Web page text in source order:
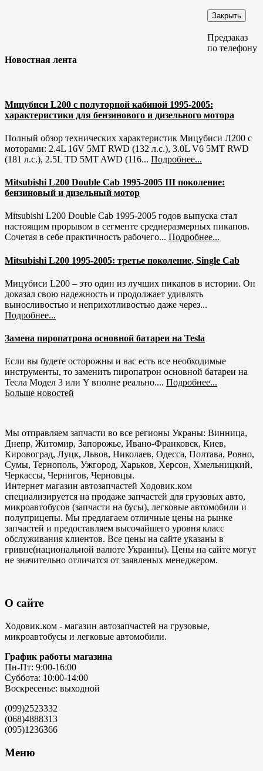
Закрыть
Предзаказ
по телефону
Новостная лента
Мицубиси L200 с полуторной кабиной 1995-2005:
характеристики для бензинового и дизельного мотора
Полный обзор технических характеристик Мицубиси Л200 с
моторами: 2.4L 16V 5MT RWD (132 л.с.), 3.0L V6 5MT RWD
(181 л.с.), 2.5L TD 5MT AWD (116... Подробнее...
Mitsubishi L200 Double Cab 1995-2005 III поколение:
бензиновый и дизельный мотор
Mitsubishi L200 Double Cab 1995-2005 годов выпуска стал
настоящим прорывом в сегменте среднеразмерных пикапов.
Сочетая в себе практичность рабочего... Подробнее...
Mitsubishi L200 1995-2005: третье поколение, Single Cab
Мицубиси L200 – это один из лучших пикапов в истории. Он
доказал свою надежность и продолжает удивлять
выносливостью и неприхотливостью даже через...
Подробнее...
Замена пиропатрона основной батареи на Tesla
Если вы будете осторожны и вас есть все необходимые
инструменты, то заменить пиропатрон основной батареи на
Тесла Модел 3 или Y вполне реально.... Подробнее...
Больше новостей
Мы отправляем запчасти во все регионы Украны: Винница,
Днепр, Житомир, Запорожье, Ивано-Франковск, Киев,
Кировоград, Луцк, Львов, Николаев, Одесса, Полтава, Ровно,
Сумы, Тернополь, Ужгород, Харьков, Херсон, Хмельницкий,
Черкассы, Чернигов, Черновцы.
Интернет магазин автозапчастей Ходовик.ком
специализируется на продаже запчастей для грузовых авто,
микроавтобусов (запчасти на бусы), легковые автомобили и
полуприцепы. Мы предлагаем отличные цены на рынке
запчастей и предоставляем высочайшего уровня класс
обслуживания клиентов. Все цены на сайте указаны в
гривне(национальной валюте Украины). Цены на сайте могут
не значительно отличатся от заявленых менеджером.
О сайте
Ходовик.ком - магазин автозапчастей на грузовые,
микроавтобусы и легковые автомобили.
График работы магазина
Пн-Пт: 9:00-16:00
Суббота: 10:00-14:00
Воскресенье: выходной
(099)2523332
(068)4888313
(095)1236366
Меню